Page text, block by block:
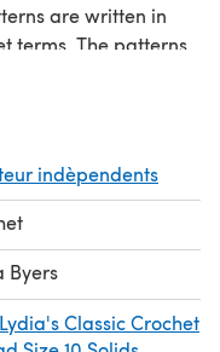
are written in
terms. The patterns
gauges,
stitch
rewrite, photocopy,
any form.
indèpendents
Byers
Classic Crochet